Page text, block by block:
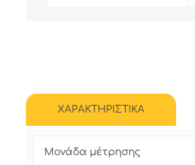
ΧΑΡΑΚΤΗΡΙΣΤΙΚΑ
Μονάδα μέτρησης